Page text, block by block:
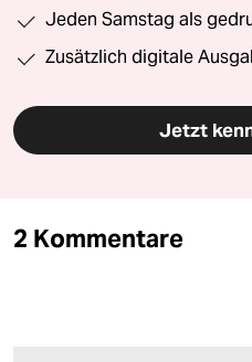
Jeden Samstag als
Zusätzlich digitale
Jetzt
2 Kommentare